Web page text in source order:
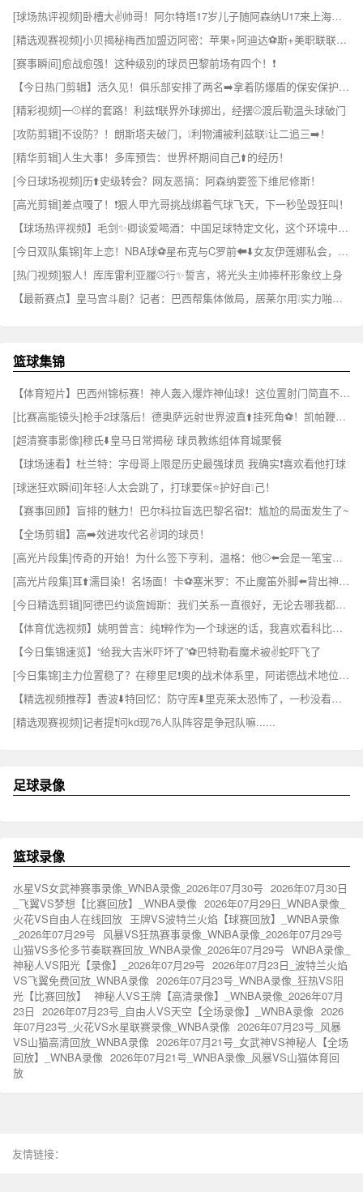
[球场热评视频]卧槽大✌️帅哥！阿尔特塔17岁儿子随阿森纳U17来上海参加比赛！
[精选观赛视频]小贝揭秘梅西加盟迈阿密：苹果+阿迪达⚽斯+美职联联手才✌️撬动梅西
[赛事瞬间]愈战愈强！这种级别的球员巴黎前场有四个！❗
【今日热门剪辑】活久见！俱乐部安排了两名➡️拿着防爆盾的保安保护帕⬇️雷德斯！
[精彩视频]一⚾样的套路！利兹❗联界外球掷出，经摆⚾渡后勒温头球破门
[攻防剪辑]不设防？！朗斯塔夫破门，❕利物浦被利兹联❕让二追三➡️！
[精华剪辑]人生大事！多库预告：世界杯期间自己⬆️的经历！
[今日球场视频]历⬆️史级转会？网友恶搞：阿森纳要签下维尼修斯！
[高光剪辑]差点嘎了！❗狠人甲亢哥挑战绑着气球飞天，下一秒坠毁狂叫！
【球场热评视频】毛剑✨卿谈爱喝酒：中国足球特定文化，这个环境中肯定会有诱惑
[今日双队集锦]年上恋！NBA球⚽星布克与C罗前⬅⬇️️女友伊莲娜私会，俩人相差10岁
[热门视频]狠人！库库雷利亚履⚾行✨誓言，将光头主帅捧杯形象纹上身
【最新赛点】皇马宫斗剧？记者：巴西帮集体做局，居莱尔用❕实力啪啪打脸！
篮球集锦
【体育短片】巴西州锦标赛！神人轰入爆炸神仙球！这位置射门简直不讲道⚾理！
[比赛高能镜头]枪手2球落后！德奥萨远射世界波直⬆️挂死角⚽！凯帕鞭长莫及！！
[超清赛事影像]穆氏⬇️皇马日常揭秘 球员教练组体育城聚餐
【球场速看】杜兰特：字母哥上限是历史最强球员 我确实❗喜欢看他打球
[球迷狂欢瞬间]年轻❕人太会跳了，打球要保⭐护好自❕己！
【赛事回顾】盲排的魅力！巴尔科拉盲选巴黎名宿❗：尴尬的局面发生了~
【全场剪辑】高➡️效进攻代名✌️词的球员！
[高光片段集]传奇的开始！为什么签下亨利，温格：他⚾⬅️会是一笔宝贵的财富！
[高光片段集]耳⬆️濡目染！名场面！卡⚽塞米罗：不止魔笛外脚⬅️背出神入化！
[今日精选剪辑]阿德巴约谈詹姆斯：我们关系一直很好，无论去哪我都会祝⬆️福他！
【体育优选视频】姚明曾言：纯❗粹作为一个球迷的话，我喜欢看科比打球！
【今日集锦速览】“给我大吉米吓坏了”⚽巴特勒看魔术被✌️蛇吓飞了
[今日集锦]主力位置稳了？在穆里尼❗奥的战术体系里，阿诺德战术地位飙升！
【精选视频推荐】香波⬇️特回忆：防守库⬇️里克莱太恐怖了，一秒没看到他们就坏事了！
[精选观赛视频]记者提❗问kd现76人队阵容是争冠队嘛......
足球录像
篮球录像
水星VS女武神赛事录像_WNBA录像_2026年07月30号 2026年07月30日
_飞翼VS梦想【比赛回放】_WNBA录像 2026年07月29日_WNBA录像_
火花VS自由人在线回放 王牌VS波特兰火焰【球赛回放】_WNBA录像
_2026年07月29号 风暴VS狂热赛事录像_WNBA录像_2026年07月29号
山猫VS多伦多节奏联赛回放_WNBA录像_2026年07月29号 WNBA录像_
神秘人VS阳光【录像】_2026年07月29号 2026年07月23日_波特兰火焰
VS飞翼免费回放_WNBA录像 2026年07月23号_WNBA录像_狂热VS阳
光【比赛回放】
神秘人VS王牌【高清录像】_WNBA录像_2026年07月
23日 2026年07月23号_自由人VS天空【全场录像】_WNBA录像 2026
年07月23号_火花VS水星联赛录像_WNBA录像 2026年07月23号_风暴
VS山猫高清回放_WNBA录像 2026年07月21号_女武神VS神秘人【全场
回放】_WNBA录像 2026年07月21号_WNBA录像_风暴VS山猫体育回
放
友情链接：